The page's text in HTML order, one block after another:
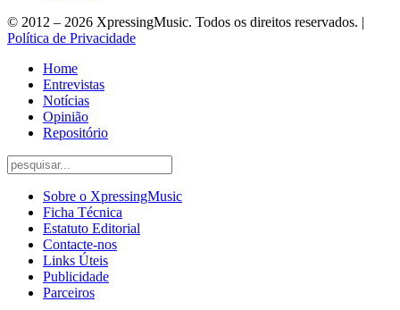
© 2012 – 2026 XpressingMusic. Todos os direitos reservados. |
Política de Privacidade
Home
Entrevistas
Notícias
Opinião
Repositório
Sobre o XpressingMusic
Ficha Técnica
Estatuto Editorial
Contacte-nos
Links Úteis
Publicidade
Parceiros